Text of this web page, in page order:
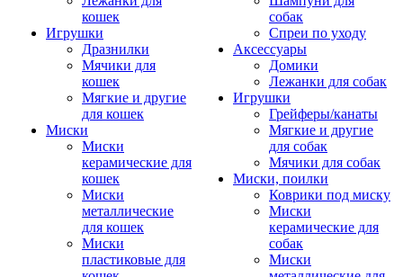
кошек
Игрушки
Дразнилки
Мячики для
кошек
Мягкие и другие
для кошек
Миски
Миски
керамические для
кошек
Миски
металлические
для кошек
Миски
пластиковые для
собак
Спреи по уходу
Аксессуары
Домики
Лежанки для собак
Игрушки
Грейферы/канаты
Мягкие и другие
для собак
Мячики для собак
Миски, поилки
Коврики под миску
Миски
керамические для
собак
Миски